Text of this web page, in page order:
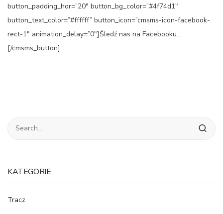
button_padding_hor=”20″ button_bg_color=”#4f74d1″
button_text_color=”#ffffff” button_icon=”cmsms-icon-facebook-
rect-1″ animation_delay=”0″]Śledź nas na Facebooku…
[/cmsms_button]
KATEGORIE
Tracz